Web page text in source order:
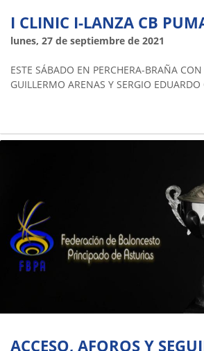
I CLINIC I-LANZA CB
lunes, 27 de septiembre de 2021
ESTE SÁBADO EN PERCHERA-BRAÑA
GUILLERMO ARENAS Y SERGIO
ACCESO, AFOROS Y